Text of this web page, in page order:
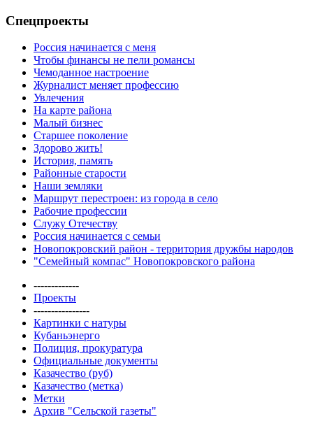
Спецпроекты
Россия начинается с меня
Чтобы финансы не пели романсы
Чемоданное настроение
Журналист меняет профессию
Увлечения
На карте района
Малый бизнес
Старшее поколение
Здорово жить!
История, память
Районные старости
Наши земляки
Маршрут перестроен: из города в село
Рабочие профессии
Служу Отечеству
Россия начинается с семьи
Новопокровский район - территория дружбы народов
"Семейный компас" Новопокровского района
-------------
Проекты
----------------
Картинки с натуры
Кубаньэнерго
Полиция, прокуратура
Официальные документы
Казачество (руб)
Казачество (метка)
Метки
Архив "Сельской газеты"